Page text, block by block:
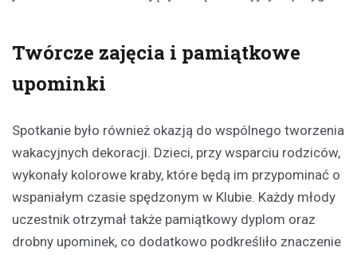
Twórcze zajęcia i pamiątkowe
upominki
Spotkanie było również okazją do wspólnego tworzenia
wakacyjnych dekoracji. Dzieci, przy wsparciu rodziców,
wykonały kolorowe kraby, które będą im przypominać o
wspaniałym czasie spędzonym w Klubie. Każdy młody
uczestnik otrzymał także pamiątkowy dyplom oraz
drobny upominek, co dodatkowo podkreśliło znaczenie